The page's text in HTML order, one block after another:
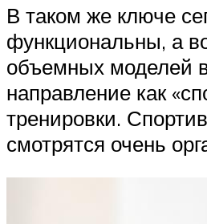
В таком же ключе
функциональны, а
объемных моделей
направление как
тренировки.
смотрятся очень